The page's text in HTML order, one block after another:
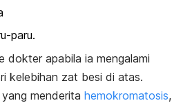
paru.
dokter apabila ia mengalami
kelebihan zat besi di atas.
menderita hemokromatosis,